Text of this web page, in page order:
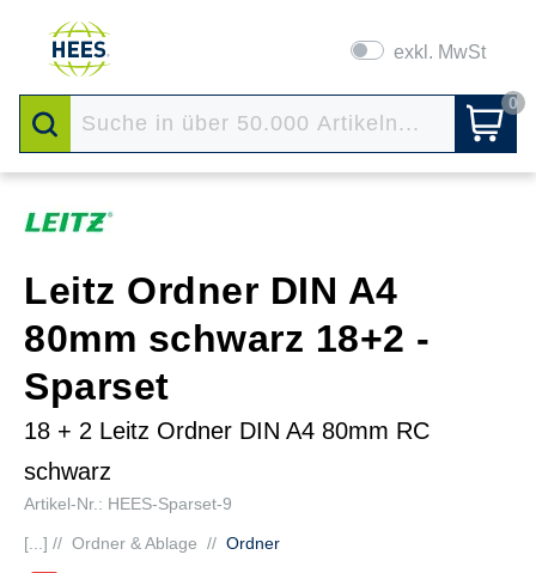
exkl. MwSt
0
Leitz Ordner DIN A4
80mm schwarz 18+2 -
Sparset
18 + 2 Leitz Ordner DIN A4 80mm RC
schwarz
Artikel-Nr.: HEES-Sparset-9
[...] // Ordner & Ablage // Ordner